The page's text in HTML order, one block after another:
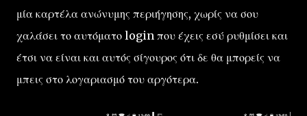
μία καρτέλα ανώνυμης περιήγησης, χωρίς να σου
χαλάσει το αυτόματο login που έχεις εσύ ρυθμίσει και
έτσι να είναι και αυτός σίγουρος ότι δε θα μπορείς να
μπεις στο λογαριασμό του αργότερα.